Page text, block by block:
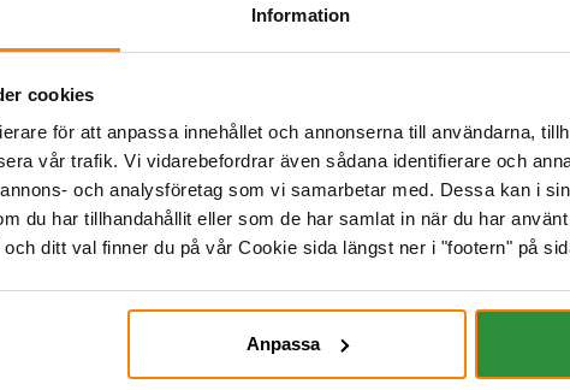
Information
cookies
för att anpassa innehållet och annonserna till användarna,
vår trafik. Vi vidarebefordrar även sådana identifierare och
och analysföretag som vi samarbetar med. Dessa kan i
du har tillhandahållit eller som de har samlat in när du har
ditt val finner du på vår Cookie sida längst ner i "footern" på
Anpassa